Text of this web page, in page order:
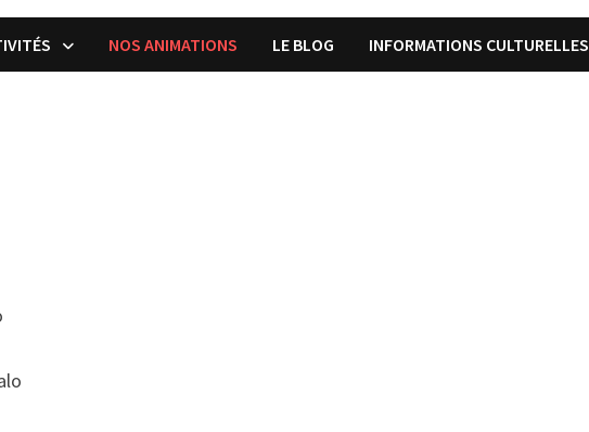
NOS ANIMATIONS LE BLOG INFORMATIONS CULTURELLES